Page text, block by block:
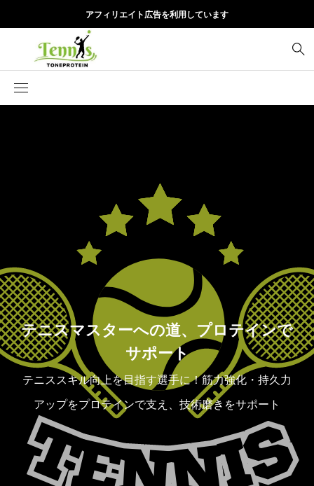
アフィリエイト広告を利用しています
テニスマスターへの道、プロテインで
サポート
テニススキル向上を目指す選手に！筋力強化・持久力
アップをプロテインで支え、技術磨きをサポート